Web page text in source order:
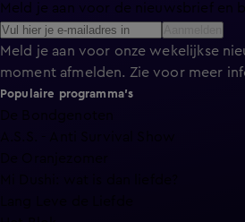
Meld je aan voor de nieuwsbrief en
Meld je aan voor onze wekelijkse
moment afmelden. Zie voor meer
Populaire programma's